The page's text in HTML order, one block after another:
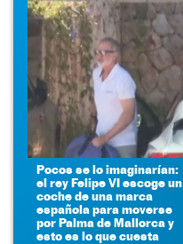
Pocos se lo imaginarían:
el rey Felipe VI escoge un
coche de una marca
española para moverse
por Palma de Mallorca y
esto es lo que cuesta